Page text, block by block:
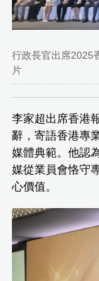
行政長官出席2025
片
李家超出席香港
辭，寄語香港專
媒體典範。他認
媒從業員會恪守
心價值。